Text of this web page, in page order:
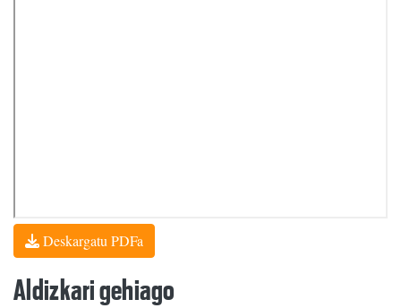
Deskargatu PDFa
Aldizkari gehiago